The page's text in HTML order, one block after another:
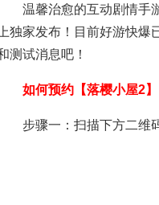
温馨治愈的互动剧情手
上独家发布！目前好游快
测试消息吧！
如何预约【落樱小屋2】
步骤一：扫描下方二维